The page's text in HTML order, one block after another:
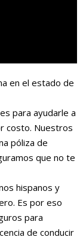
en el estado de
para ayudarle a
costo. Nuestros
póliza de
que no te
hispanos y
Es por eso
para
de conducir